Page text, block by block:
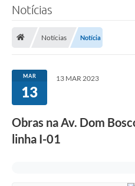
Ônibus
Transporte Escolar
Pesquisa de Satisfação
Notícias
Notícias Notícia
MAR
13
13 MAR 2023
Obras na Av. Dom
linha I-01